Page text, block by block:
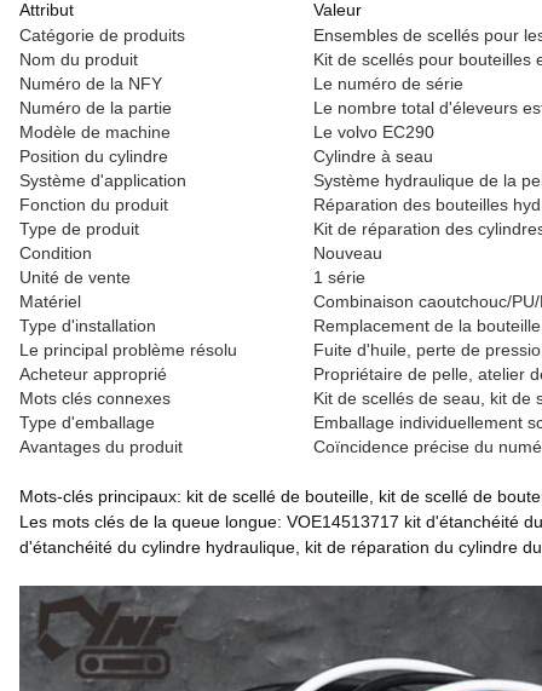
Attribut
Valeur
Catégorie de produits
Ensembles de scellés pour
Nom du produit
Kit de scellés pour bouteilles
Numéro de la NFY
Le numéro de série
Numéro de la partie
Le nombre total d'éleveurs
Modèle de machine
Le volvo EC290
Position du cylindre
Cylindre à seau
Système d'application
Système hydraulique de la
Fonction du produit
Réparation des bouteilles
Type de produit
Kit de réparation des
Condition
Nouveau
Unité de vente
1 série
Matériel
Combinaison caoutchouc/
Type d'installation
Remplacement de la
Le principal problème résolu
Fuite d'huile, perte de
Acheteur approprié
Propriétaire de pelle, atelier
Mots clés connexes
Kit de scellés de seau, kit de
Type d'emballage
Emballage individuellement
Avantages du produit
Coïncidence précise du
Mots-clés principaux: kit de scellé de bouteille, kit de scellé de
Les mots clés de la queue longue: VOE14513717 kit d'étanchéité
d'étanchéité du cylindre hydraulique, kit de réparation du cylindre